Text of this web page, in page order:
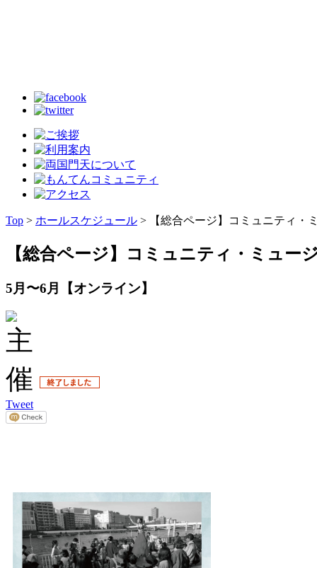
Top > ホールスケジュール > 【総合ページ】コミュニティ・
【総合ページ】コミュニティ・ミュー
5月〜6月【オンライン】
Tweet